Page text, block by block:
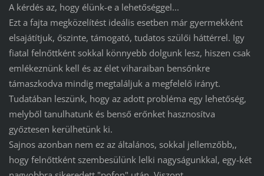
A kérdés az, hogy élünk-e a lehetőséggel...
Ezt a fajta megközelítést ideális esetben már gyermekként
elsajátítjuk, őszinte, támogató, tudatos szülői háttérrel. Igy
fiatal felnőttként sokkal könnyebb dolgunk lesz, hiszen csak
emlékeznünk kell és az élet viharaiban bensőnkre
támaszkodva mindig megtaláljuk a megfelelő irányt.
Tudatában leszünk, hogy az adott probléma egy lehetőség,
melyből tanulhatunk és benső erőnket hasznosítva
győztesen kerülhetünk ki.
Sajnos azonban nem ez az általános, sokkal jellemzőbb,,
hogy felnőttként szembesülünk lelki nagyságunkkal, egy-két